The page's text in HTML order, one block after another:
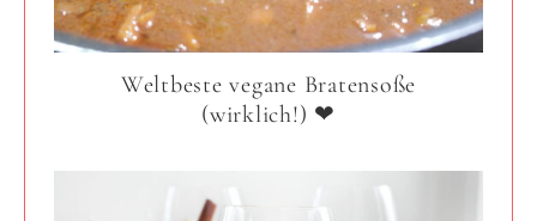
Weltbeste vegane Bratensoße
(wirklich!) ❤